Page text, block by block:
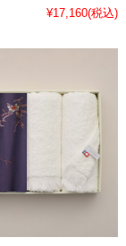
¥17,160(税込)